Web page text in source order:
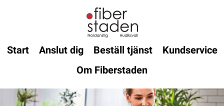
Start Anslut dig Beställ tjänst
Kundservice
Om Fiberstaden